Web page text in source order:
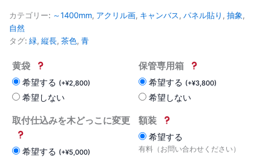
カテゴリー: ～1400mm, アクリル画, キャンバス , パネル貼り , 抽象 ,
自然
タグ: 緑, 縦長, 茶色, 青
黄袋
希望する (+¥2,800)
希望しない
保管専用箱
希望する (+¥3,800)
希望しない
取付仕込みを木どっこに変更
希望する (+¥5,000)
額装
希望する
有料（お問い合わせください）